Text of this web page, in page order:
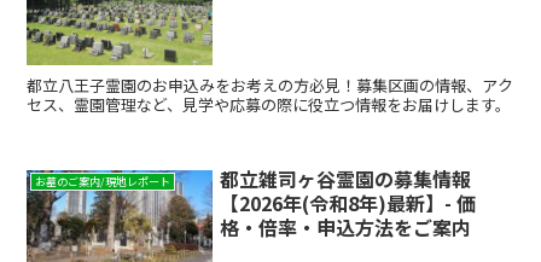
都立八王子霊園のお申込みをお考えの方必見！募集区画の情報、アク
セス、霊園管理など、見学や応募の際に役立つ情報をお届けします。
お墓のご案内/現地レポート
都立雑司ヶ谷霊園の募集情報
【2026年(令和8年)最新】- 価
格・倍率・申込方法をご案内